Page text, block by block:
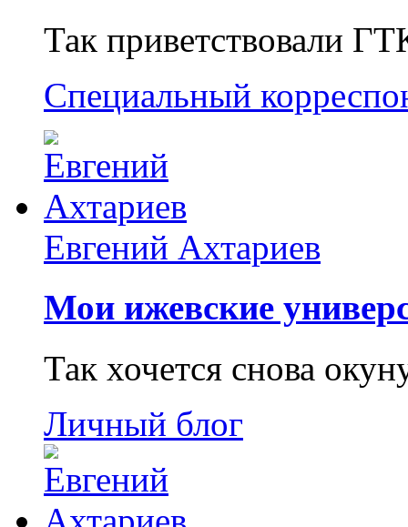
Так приветствовали
Специальный
Евгений Ахтариев
Мои ижевские
Так хочется снова
Личный блог